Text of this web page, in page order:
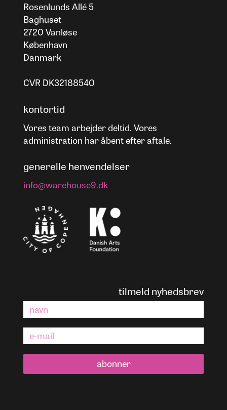
Rosenlunds Allé 5
Baghuset
2720 Vanløse
København
Danmark
CVR DK32188540
kontortid
Vores team arbejder deltid. Vores
administration har åbent efter aftale.
generelle henvendelser
info@warehouse9.dk
tilmeld nyhedsbrev
abonner